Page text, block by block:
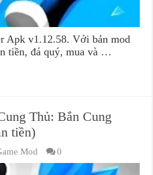
Apk v1.12.58. Với bản mod
tiền, đá quý, mua và …
Thủ: Bắn Cung
tiền)
Mod 0